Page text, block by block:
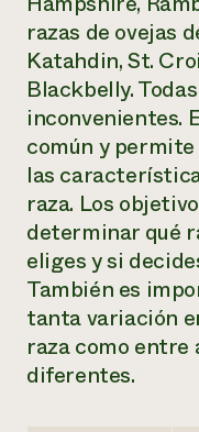
razas de ovejas
Katahdin, St.
Blackbelly.
inconvenientes.
común y
las
raza. Los
determinar qué
eliges y si
También es
tanta variación
raza como entre
diferentes.